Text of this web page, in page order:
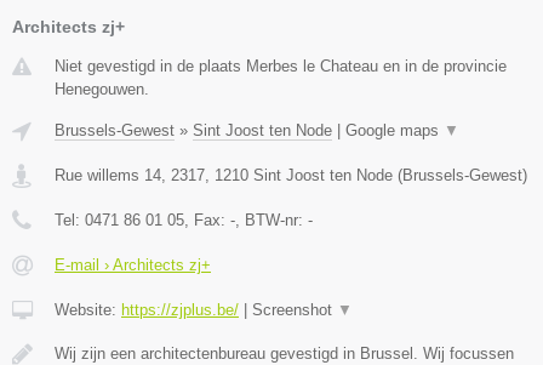
Architects zj+
Niet gevestigd in de plaats Merbes le Chateau en in de provincie
Henegouwen.
Brussels-Gewest » Sint Joost ten Node | Google maps ▼
Rue willems 14, 2317 1210 Sint Joost ten Node (Brussels-Gewest)
Tel: 0471 86 01 05 , Fax: - , BTW-nr: -
E-mail › Architects zj+
Website: https://zjplus.be/ | Screenshot ▼
Wij zijn een architectenbureau gevestigd in Brussel. Wij focussen